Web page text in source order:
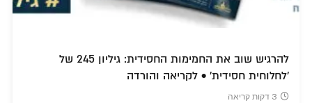
להרגיש שוב את החמימות החסידית: גיליון 245 של
'לחלוחית חסידית' • לקריאה והורדה
3 דקות קריאה